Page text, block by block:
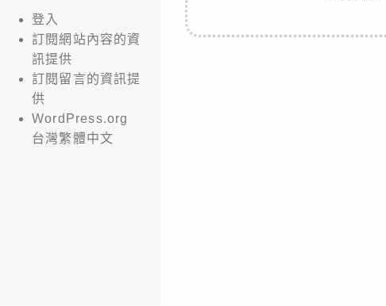
登入
訂閱網站內容的資
訊提供
訂閱留言的資訊提
供
WordPress.org
台灣繁體中文